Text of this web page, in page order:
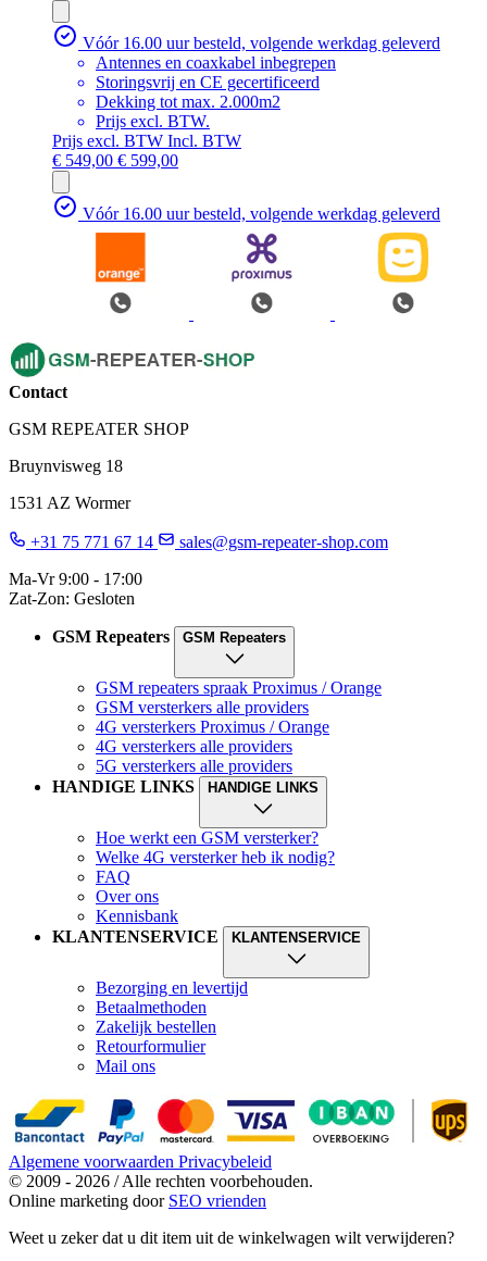
Vóór 16.00 uur besteld, volgende werkdag geleverd
Antennes en coaxkabel inbegrepen
Storingsvrij en CE gecertificeerd
Dekking tot max. 2.000m2
Prijs excl. BTW.
Prijs excl. BTW Incl. BTW
€ 549,00 € 599,00
Vóór 16.00 uur besteld, volgende werkdag geleverd
Contact
GSM REPEATER SHOP
Bruynvisweg 18
1531 AZ Wormer
+31 75 771 67 14
sales@gsm-repeater-shop.com
Ma-Vr 9:00 - 17:00
Zat-Zon: Gesloten
GSM Repeaters GSM Repeaters
GSM repeaters spraak Proximus / Orange
GSM versterkers alle providers
4G versterkers Proximus / Orange
4G versterkers alle providers
5G versterkers alle providers
HANDIGE LINKS
HANDIGE LINKS
Hoe werkt een GSM versterker?
Welke 4G versterker heb ik nodig?
FAQ
Over ons
Kennisbank
KLANTENSERVICE
KLANTENSERVICE
Bezorging en levertijd
Betaalmethoden
Zakelijk bestellen
Retourformulier
Mail ons
Algemene voorwaarden Privacybeleid
© 2009 - 2026 / Alle rechten voorbehouden.
Online marketing door SEO vrienden
Weet u zeker dat u dit item uit de winkelwagen wilt verwijderen?